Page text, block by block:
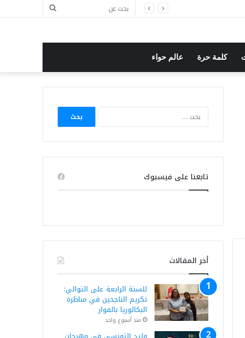
البال
بحث
كلمة حرة عالم حواء
البحث
تابعنا على فيسبوك
أخر المقالات
للسنة الرابعة على التوالي:
تكريم الناجحين في مناظرة
البكالوريا بالفوار
منذ أسبوع واحد